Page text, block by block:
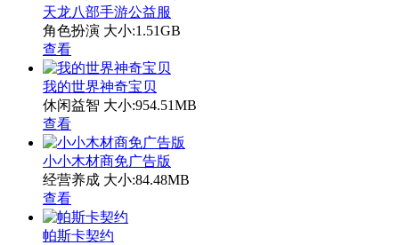
天龙八部手游公益服
角色扮演 大小:1.51GB
查看
我的世界神奇宝贝
休闲益智 大小:954.51MB
查看
小小木材商免广告版
经营养成 大小:84.48MB
查看
帕斯卡契约